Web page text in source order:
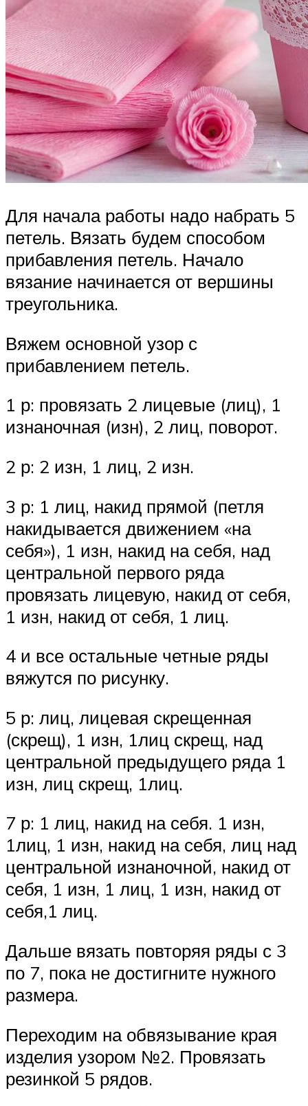
Для начала работы надо набрать 5
петель. Вязать будем способом
прибавления петель. Начало
вязание начинается от вершины
треугольника.
Вяжем основной узор с
прибавлением петель.
1 р: провязать 2 лицевые (лиц), 1
изнаночная (изн), 2 лиц, поворот.
2 р: 2 изн, 1 лиц, 2 изн.
3 р: 1 лиц, накид прямой (петля
накидывается движением «на
себя»), 1 изн, накид на себя, над
центральной первого ряда
провязать лицевую, накид от себя,
1 изн, накид от себя, 1 лиц.
4 и все остальные четные ряды
вяжутся по рисунку.
5 р: лиц, лицевая скрещенная
(скрещ), 1 изн, 1лиц скрещ, над
центральной предыдущего ряда 1
изн, лиц скрещ, 1лиц.
7 р: 1 лиц, накид на себя. 1 изн,
1лиц, 1 изн, накид на себя, лиц над
центральной изнаночной, накид от
себя, 1 изн, 1 лиц, 1 изн, накид от
себя,1 лиц.
Дальше вязать повторяя ряды с 3
по 7, пока не достигните нужного
размера.
Переходим на обвязывание края
изделия узором №2. Провязать
резинкой 5 рядов.